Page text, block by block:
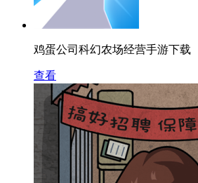
鸡蛋公司科幻农场经营手游下载
查看